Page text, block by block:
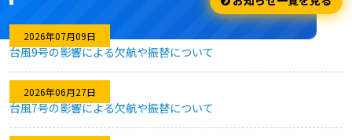
利用のしやすさ
問題なく利用できました。
★★★★★
2026年07月09日
台風9号の影響による欠航や振替について
2026年06月27日
台風7号の影響による欠航や振替について